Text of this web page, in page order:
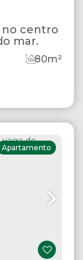
centro
mar.
80m²
Apartamento